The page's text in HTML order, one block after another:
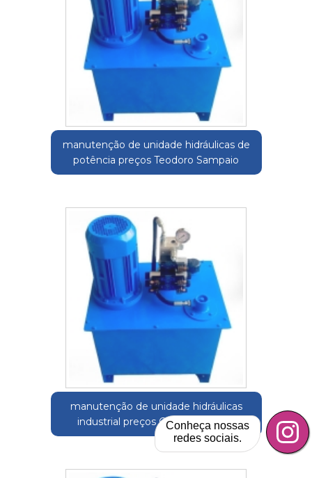
manutenção de unidade hidráulicas de
potência preços Teodoro Sampaio
manutenção de unidade hidráulicas
industrial preços Cerqueira César
Conheça nossas
redes sociais.